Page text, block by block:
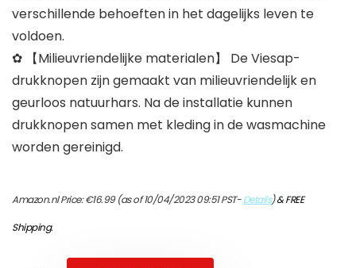
verschillende behoeften in het dagelijks leven te
voldoen.
✿ 【Milieuvriendelijke materialen】 De Viesap-
drukknopen zijn gemaakt van milieuvriendelijk en
geurloos natuurhars. Na de installatie kunnen
drukknopen samen met kleding in de wasmachine
worden gereinigd.
Amazon.nl Price:€16.99(as of 10/04/2023 09:51 PST-Details)&FREE
Shipping.